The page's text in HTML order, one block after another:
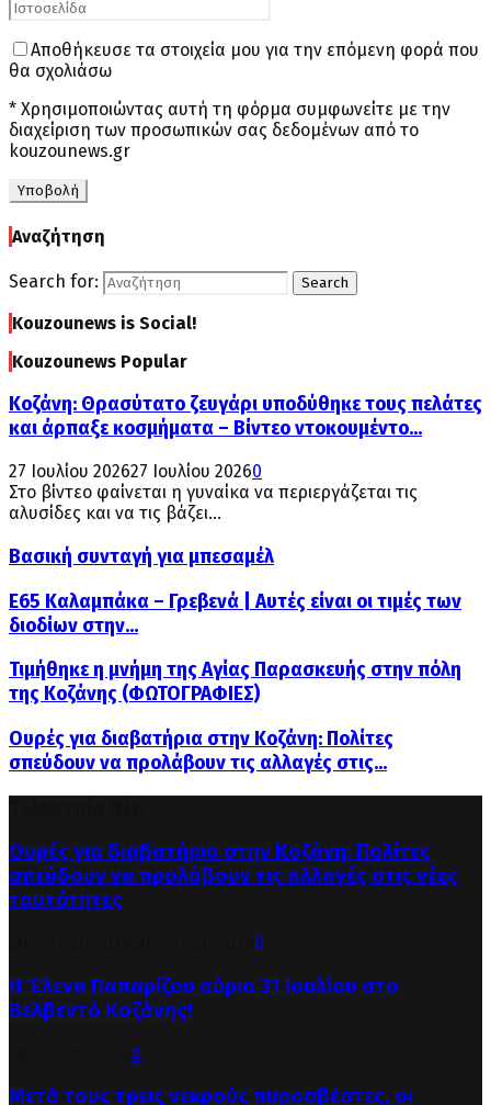
Αποθήκευσε τα στοιχεία μου για την επόμενη φορά που
θα σχολιάσω
* Χρησιμοποιώντας αυτή τη φόρμα συμφωνείτε με την
διαχείριση των προσωπικών σας δεδομένων από το
kouzounews.gr
Αναζήτηση
Search for: Search
Kouzounews is Social!
Kouzounews Popular
Κοζάνη: Θρασύτατο ζευγάρι υποδύθηκε τους πελάτες
και άρπαξε κοσμήματα – Βίντεο ντοκουμέντο...
27 Ιουλίου 202627 Ιουλίου 20260
Στο βίντεο φαίνεται η γυναίκα να περιεργάζεται τις
αλυσίδες και να τις βάζει...
Βασική συνταγή για μπεσαμέλ
Ε65 Καλαμπάκα – Γρεβενά | Αυτές είναι οι τιμές των
διοδίων στην...
Τιμήθηκε η μνήμη της Αγίας Παρασκευής στην πόλη
της Κοζάνης (ΦΩΤΟΓΡΑΦΙΕΣ)
Ουρές για διαβατήρια στην Κοζάνη: Πολίτες
σπεύδουν να προλάβουν τις αλλαγές στις...
Ουρές για διαβατήρια στην Κοζάνη: Πολίτες
σπεύδουν να προλάβουν τις αλλαγές στις νέες
ταυτότητες
0
Η Έλενα Παπαρίζου αύριο 31 Ιουλίου στο
Βελβεντό Κοζάνης!
0
Μετά τους τρεις νεκρούς πυροσβέστες, οι